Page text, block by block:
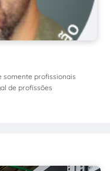
somente profissionais
de profissões